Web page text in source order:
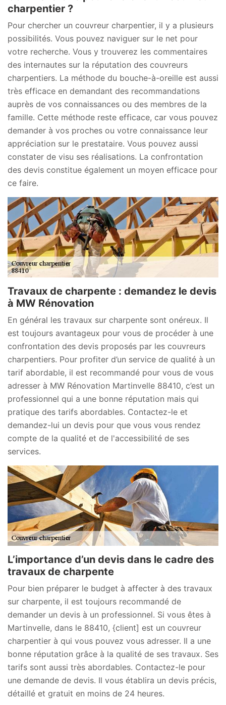
charpentier ?
Pour chercher un couvreur charpentier, il y a plusieurs
possibilités. Vous pouvez naviguer sur le net pour
votre recherche. Vous y trouverez les commentaires
des internautes sur la réputation des couvreurs
charpentiers. La méthode du bouche-à-oreille est aussi
très efficace en demandant des recommandations
auprès de vos connaissances ou des membres de la
famille. Cette méthode reste efficace, car vous pouvez
demander à vos proches ou votre connaissance leur
appréciation sur le prestataire. Vous pouvez aussi
constater de visu ses réalisations. La confrontation
des devis constitue également un moyen efficace pour
ce faire.
Travaux de charpente : demandez le devis
à MW Rénovation
En général les travaux sur charpente sont onéreux. Il
est toujours avantageux pour vous de procéder à une
confrontation des devis proposés par les couvreurs
charpentiers. Pour profiter d’un service de qualité à un
tarif abordable, il est recommandé pour vous de vous
adresser à MW Rénovation Martinvelle 88410, c’est un
professionnel qui a une bonne réputation mais qui
pratique des tarifs abordables. Contactez-le et
demandez-lui un devis pour que vous vous rendez
compte de la qualité et de l'accessibilité de ses
services.
L’importance d’un devis dans le cadre des
travaux de charpente
Pour bien préparer le budget à affecter à des travaux
sur charpente, il est toujours recommandé de
demander un devis à un professionnel. Si vous êtes à
Martinvelle, dans le 88410, {client] est un couvreur
charpentier à qui vous pouvez vous adresser. Il a une
bonne réputation grâce à la qualité de ses travaux. Ses
tarifs sont aussi très abordables. Contactez-le pour
une demande de devis. Il vous établira un devis précis,
détaillé et gratuit en moins de 24 heures.